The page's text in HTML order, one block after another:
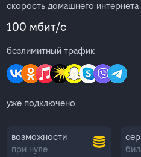
скорость домашнего интернета
100 мбит/с
безлимитный трафик
уже подключено
возможности
при нуле